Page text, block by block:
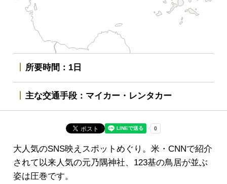
所要時間 1日
主な交通手段 マイカー・レンタカー
大人気のSNS映えスポットめぐり。米・CNNで紹介
されて以来人気の元乃隅神社、123基の鳥居が並ぶ
姿は圧巻です。